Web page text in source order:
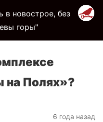
в новострое, без
горы"
на Полях»?
6 года назад